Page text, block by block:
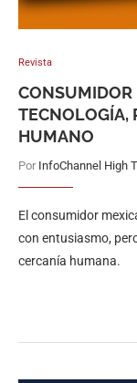
Revista
CONSUMIDOR
TECNOLOGÍA,
HUMANO
Por InfoChannel High
El consumidor
con entusiasmo,
cercanía humana.